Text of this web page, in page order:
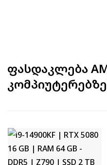
ფასდაკლება